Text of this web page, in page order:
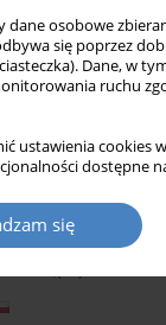
dane osobowe
się poprzez
Dane, w
ruchu
ustawienia cookies
dostępne
się
2023;(17 Wydanie
w
2023;(16)